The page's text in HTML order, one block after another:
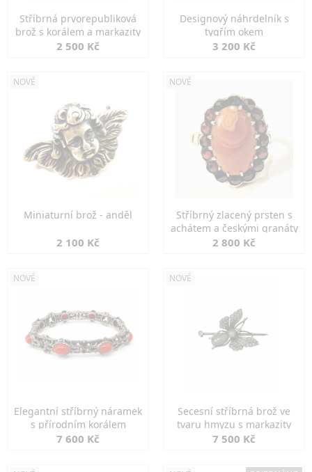
Stříbrná prvorepubliková
brož s korálem a markazity
2 500 Kč
Designový náhrdelník s
tygřím okem
3 200 Kč
NOVÉ
Miniaturní brož - anděl
2 100 Kč
NOVÉ
Stříbrný zlacený prsten s
achátem a českými granáty
2 800 Kč
NOVÉ
Elegantní stříbrný náramek
s přírodním korálem
7 600 Kč
NOVÉ
Secesní stříbrná brož ve
tvaru hmyzu s markazity
7 500 Kč